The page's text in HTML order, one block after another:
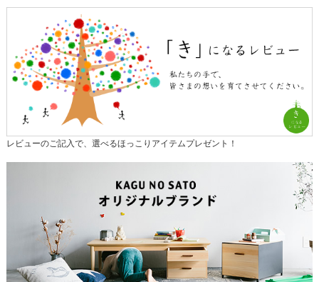
レビューのご記入で、選べるほっこりアイテムプレゼント！